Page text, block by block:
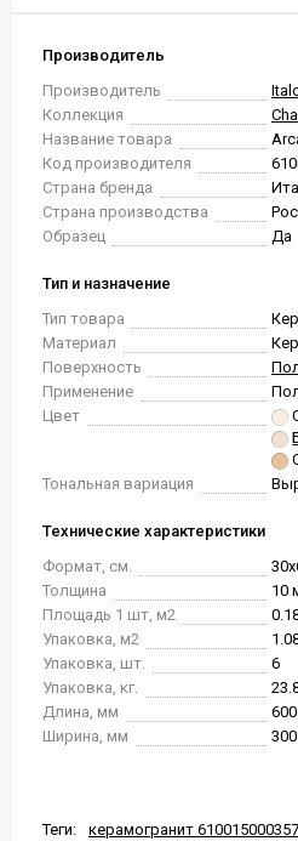
Производитель
Производитель
Коллекция
Название товара
Код производителя
Страна бренда
Страна производства
Образец
Да
Тип и назначение
Тип товара
Материал
Поверхность
Применение
Цвет
Тональная вариация
Технические характеристики
Формат, см.
Толщина
10
Площадь 1 шт, м2
Упаковка, м2
Упаковка, шт.
6
Упаковка, кг.
Длина, мм
600
Ширина, мм
300
Теги: керамогранит